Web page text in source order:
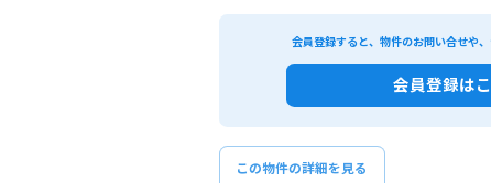
会員登録すると、物件のお問い合せや
会員登録は
この物件の詳細を見る
エリア
この条件で検
択してください。（例：「JR山手線 新宿駅」と「小田急線 新宿駅」では検索結果が異なる場合があります。